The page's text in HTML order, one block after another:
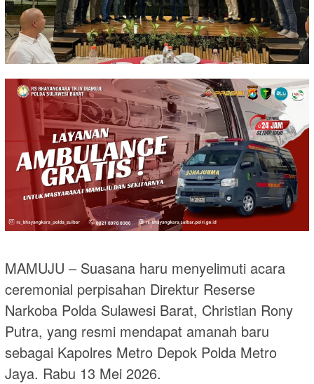
MAMUJU – Suasana haru menyelimuti acara
ceremonial perpisahan Direktur Reserse
Narkoba Polda Sulawesi Barat, Christian Rony
Putra, yang resmi mendapat amanah baru
sebagai Kapolres Metro Depok Polda Metro
Jaya. Rabu 13 Mei 2026.